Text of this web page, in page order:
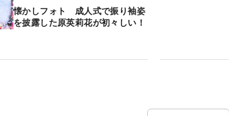
懐かしフォト 成人式で振り袖姿
を披露した原英莉花が初々しい！